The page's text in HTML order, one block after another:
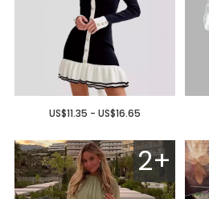
US$11.35 - US$16.65
2+